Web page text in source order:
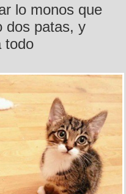
lo monos que
dos patas, y
todo